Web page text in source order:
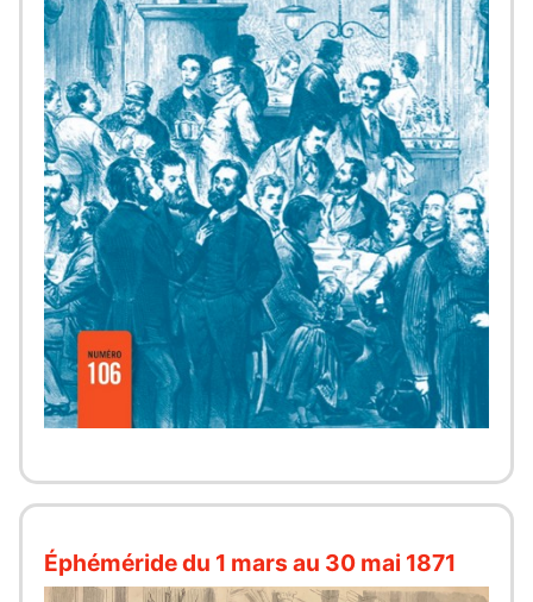
Éphéméride du 1 mars au 30 mai 1871